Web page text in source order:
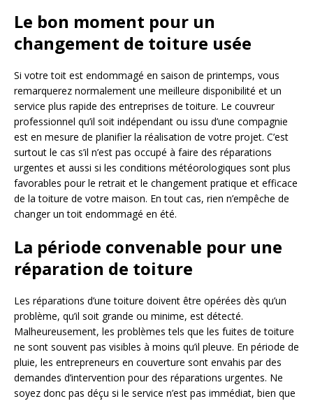
Le bon moment pour un
changement de toiture usée
Si votre toit est endommagé en saison de printemps, vous
remarquerez normalement une meilleure disponibilité et un
service plus rapide des entreprises de toiture. Le couvreur
professionnel qu’il soit indépendant ou issu d’une compagnie
est en mesure de planifier la réalisation de votre projet. C’est
surtout le cas s’il n’est pas occupé à faire des réparations
urgentes et aussi si les conditions météorologiques sont plus
favorables pour le retrait et le changement pratique et efficace
de la toiture de votre maison. En tout cas, rien n’empêche de
changer un toit endommagé en été.
La période convenable pour une
réparation de toiture
Les réparations d’une toiture doivent être opérées dès qu’un
problème, qu’il soit grande ou minime, est détecté.
Malheureusement, les problèmes tels que les fuites de toiture
ne sont souvent pas visibles à moins qu’il pleuve. En période de
pluie, les entrepreneurs en couverture sont envahis par des
demandes d’intervention pour des réparations urgentes. Ne
soyez donc pas déçu si le service n’est pas immédiat, bien que